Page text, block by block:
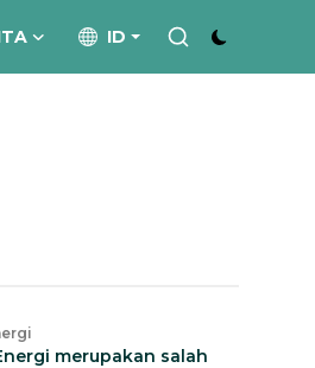
ID
merupakan salah